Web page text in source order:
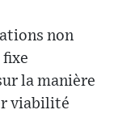
non
fixe
la manière
viabilité